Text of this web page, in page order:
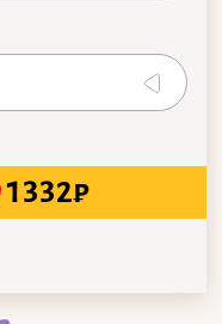
1332₽